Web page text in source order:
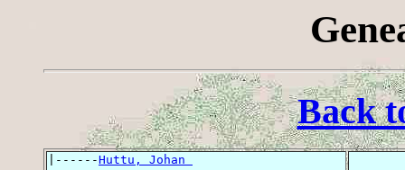
Back
|------Huttu, Johan